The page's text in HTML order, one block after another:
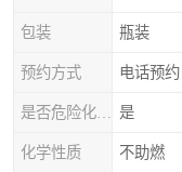
包装 瓶装
预约方式 电话预约
是
化学性质 不助燃